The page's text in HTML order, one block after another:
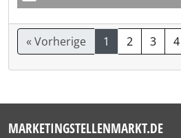
« Vorherige 1 2 3 4
MARKETINGSTELLENMARKT.DE